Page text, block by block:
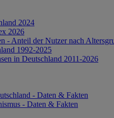
2024
2026
- Anteil der Nutzer nach
1992-2025
in Deutschland 2011-2026
- Daten & Fakten
- Daten & Fakten